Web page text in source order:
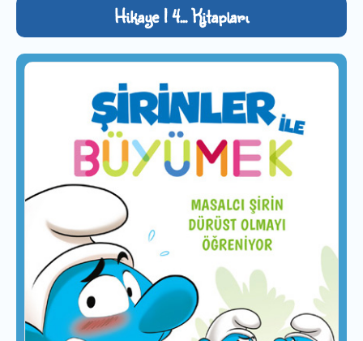
Hikaye | 4... Kitapları